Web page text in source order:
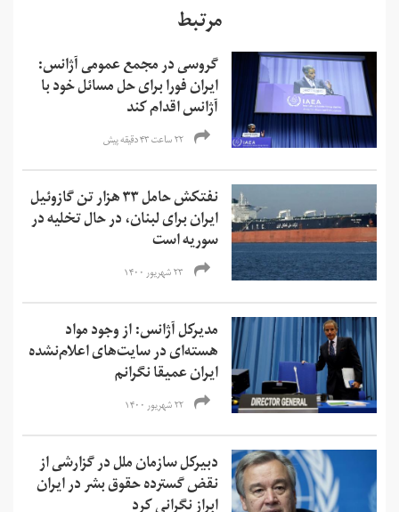
مرتبط
گروسی در مجمع عمومی آژانس:
ایران فورا برای حل مسائل خود با
آژانس اقدام کند
۲۲ ساعت ۴۳ دقیقه پیش
نفتکش حامل ۳۳ هزار تن گازوئیل
ایران برای لبنان، در حال تخلیه در
سوریه است
۲۳ شهریور ۱۴۰۰
مدیرکل آژانس: از وجود مواد
هسته‌ای در سایت‌های اعلام‌نشده
ایران عمیقا نگرانم
۲۲ شهریور ۱۴۰۰
دبیرکل سازمان ملل در گزارشی از
نقض گسترده حقوق بشر در ایران